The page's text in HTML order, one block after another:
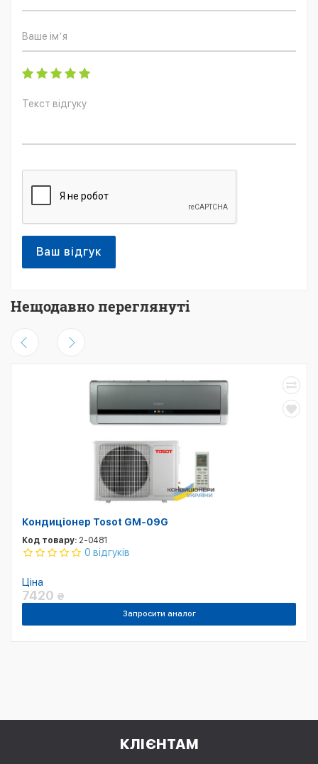
Ваш відгук
Нещодавно переглянуті
Кондиціонер Tosot GM-09G
Код товару: 2-0481
0 відгуків
Ціна
7420 ₴
Запросити аналог
КЛІЄНТАМ